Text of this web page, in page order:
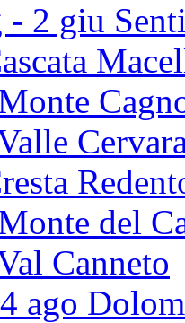
- 2 giu
del
Canneto
ago